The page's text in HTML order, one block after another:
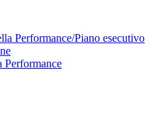
Performance/Piano esecutivo
Performance